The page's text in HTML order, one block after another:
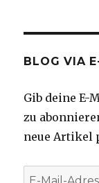
BLOG VIA
Gib deine E-
zu
neue Artikel
E-